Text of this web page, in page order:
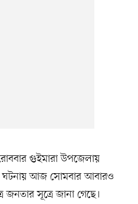
গুইমারা উপজেলায়
ঘটনায় আজ সোমবার আবারও
জনতার সূত্রে জানা গেছে।